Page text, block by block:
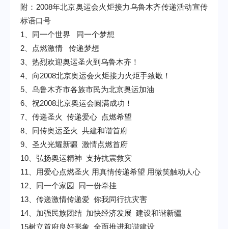
附： 2008年北京奥运会火炬接力乌鲁木齐传递活动宣传
标语口号
1 、同一个世界
同一个梦想
2 、点燃激情
传递梦想
3 、热烈欢迎奥运圣火到乌鲁木齐！
4 、向2008北京奥运会火炬接力火炬手致敬！
5 、乌鲁木齐市各族市民为北京奥运加油
6 、祝2008北京奥运会圆满成功！
7 、传递圣火 传递爱心 点燃希望
8 、同传奥运圣火 共建和谐首府
9 、圣火光耀新疆 激情点燃首府
10 、弘扬奥运精神 支持抗震救灾
11 、用爱心点燃圣火 用真情传递希望 用微笑触动人心
12 、同一个家园 同一份牵挂
13 、传递激情传递爱 你我同行抗灾害
14 、加强民族团结 加快经济发展 建设和谐新疆
15树立首府良好形象 全面推进和谐建设